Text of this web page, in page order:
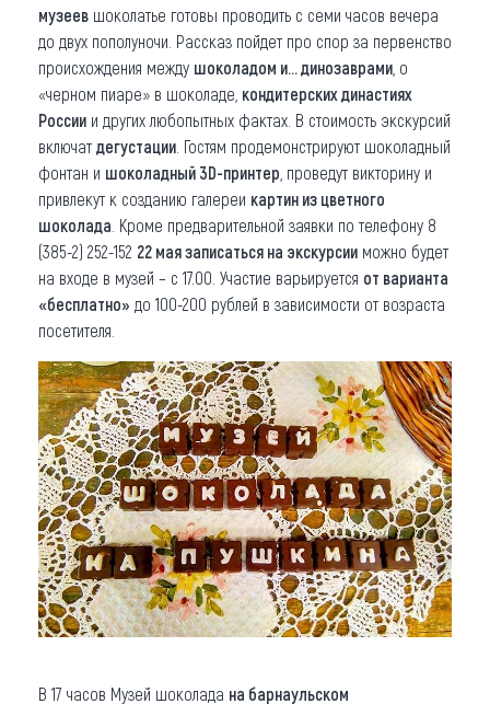
музеев шоколатье готовы проводить с семи часов вечера
до двух пополуночи. Рассказ пойдет про спор за первенство
происхождения между шоколадом и… динозаврами , о
«черном пиаре» в шоколаде, кондитерских династиях
России и других любопытных фактах. В стоимость экскурсий
включат дегустации . Гостям продемонстрируют шоколадный
фонтан и шоколадный 3D-принтер , проведут викторину и
привлекут к созданию галереи картин из цветного
шоколада . Кроме предварительной заявки по телефону 8
(385-2) 252-152 22 мая записаться на экскурсии можно будет
на входе в музей – с 17.00. Участие варьируется от варианта
«бесплатно» до 100-200 рублей в зависимости от возраста
посетителя.
В 17 часов Музей шоколада на барнаульском